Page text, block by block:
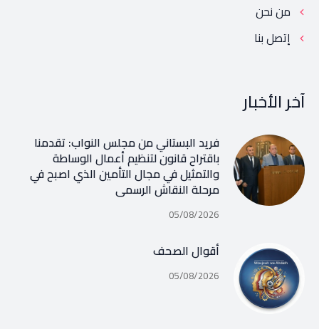
من نحن
إتصل بنا
آخر الأخبار
فريد البستاني من مجلس النواب: تقدمنا
باقتراح قانون لتنظيم أعمال الوساطة
والتمثيل في مجال التأمين الذي اصبح في
مرحلة النقاش الرسمي
05/08/2026
أقوال الصحف
05/08/2026